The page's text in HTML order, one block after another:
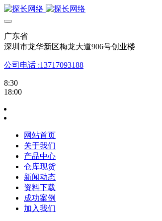
广东省
深圳市龙华新区梅龙大道906号创业楼
公司电话 :13717093188
8:30
18:00
网站首页
关于我们
产品中心
仓库现货
新闻动态
资料下载
成功案例
加入我们